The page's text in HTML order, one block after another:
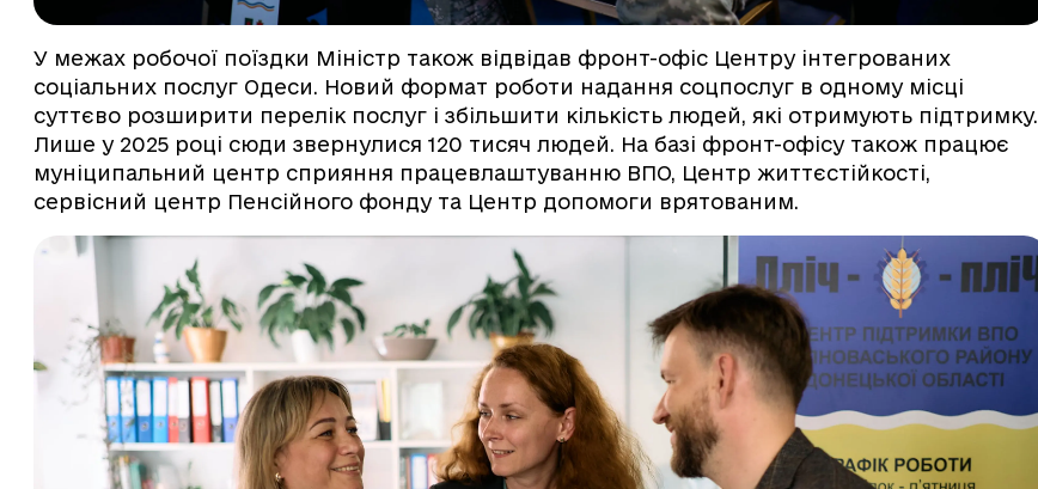
У межах робочої поїздки Міністр також відвідав фронт-офіс Центру інтегрованих
соціальних послуг Одеси. Новий формат роботи надання соцпослуг в одному місці
суттєво розширити перелік послуг і збільшити кількість людей, які отримують підтримку.
Лише у 2025 році сюди звернулися 120 тисяч людей. На базі фронт-офісу також працює
муніципальний центр сприяння працевлаштуванню ВПО, Центр життєстійкості,
сервісний центр Пенсійного фонду та Центр допомоги врятованим.